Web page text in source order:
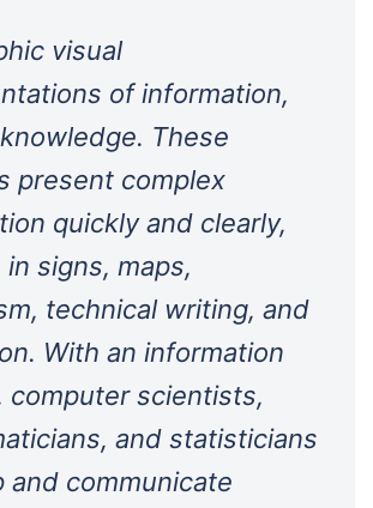
visual
of information,
These
present complex
quickly and clearly,
signs, maps,
technical writing, and
With an information
computer scientists,
and statisticians
and communicate